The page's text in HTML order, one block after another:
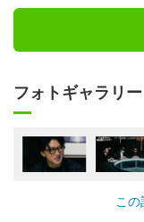
フォトギャラリー
この